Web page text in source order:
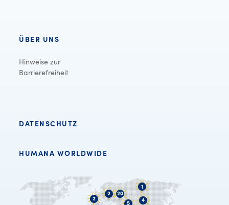
ÜBER UNS
Hinweise zur
Barrierefreiheit
DATENSCHUTZ
HUMANA WORLDWIDE